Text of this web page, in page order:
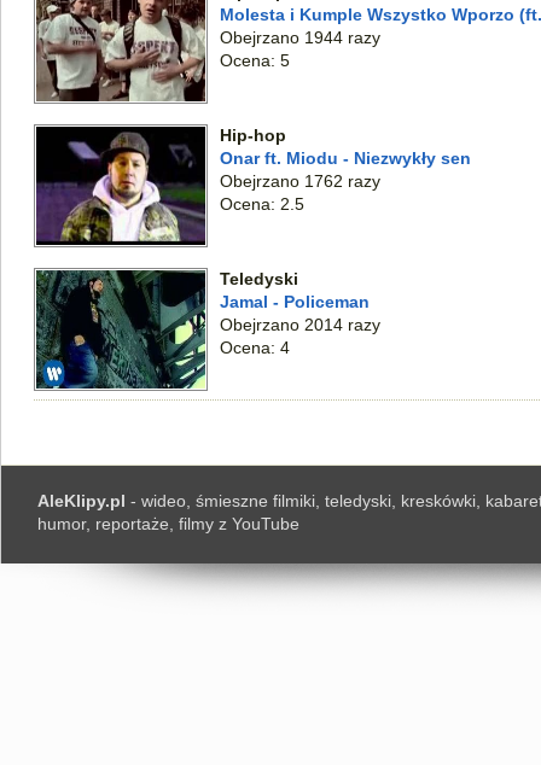
Molesta i Kumple Wszystko Wporzo
Obejrzano 1944 razy
Ocena: 5
Hip-hop
Onar ft. Miodu - Niezwykły sen
Obejrzano 1762 razy
Ocena: 2.5
Teledyski
Jamal - Policeman
Obejrzano 2014 razy
Ocena: 4
AleKlipy.pl - wideo, śmieszne filmiki, teledyski, kreskówki,
humor, reportaże, filmy z YouTube